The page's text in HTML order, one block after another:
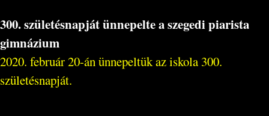
300. születésnapját ünnepelte a szegedi piarista
gimnázium
2020. február 20-án ünnepeltük az iskola 300.
születésnapját.